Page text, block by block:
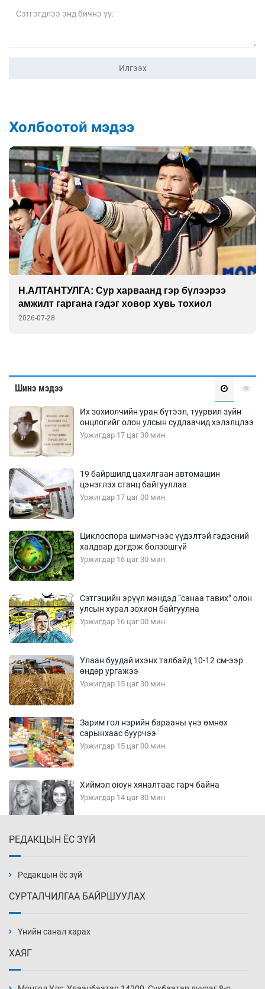
Илгээх
Холбоотой мэдээ
ГАНБАТ: Дэлхийн технологийн амин сүнс
физик дээр л тогтдог
2026-07-27
Шинэ мэдээ
Их зохиолчийн уран бүтээл, туурвил зүйн
онцлогийг олон улсын судлаачид хэлэлцлээ
Уржигдар 17 цаг 30 мин
19 байршилд цахилгаан автомашин
цэнэглэх станц байгууллаа
Уржигдар 17 цаг 00 мин
Циклоспора шимэгчээс үүдэлтэй гэдэсний
халдвар дэгдэж болзошгүй
Уржигдар 16 цаг 30 мин
Сэтгэцийн эрүүл мэндэд “санаа тавих” олон
улсын хурал зохион байгуулна
Уржигдар 16 цаг 00 мин
Улаан буудай ихэнх талбайд 10-12 см-ээр
өндөр ургажээ
Уржигдар 15 цаг 30 мин
Зарим гол нэрийн барааны үнэ өмнөх
сарынхаас буурчээ
Уржигдар 15 цаг 00 мин
Хиймэл оюун хяналтаас гарч байна
Уржигдар 14 цаг 30 мин
Уржигдар 14 цаг 00 мин
нэмэгджээ
РЕДАКЦЫН ЁС ЗҮЙ
Редакцын ёс зүй
СУРТАЛЧИЛГАА БАЙРШУУЛАХ
Үнийн санал харах
ХАЯГ